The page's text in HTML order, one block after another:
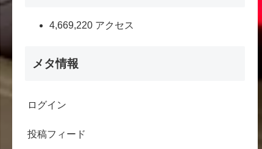
4,669,220 アクセス
メタ情報
ログイン
投稿フィード